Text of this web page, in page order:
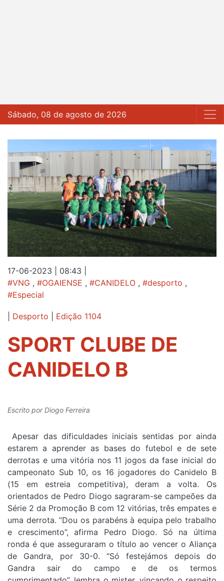
Sábado, 08 de agosto de 2026
17-06-2023 | 08:43
#VNG , #OGAIENSE , #CANIDELO , #desporto ,
#Especial
Desporto Edição 1104
SPORT CLUBE DE
CANIDELO B
Escrito porDiogo Ferreira
Apesar das dificuldades iniciais sentidas por ainda
estarem a aprender as bases do futebol e de sete
derrotas e uma vitória nos 11 jogos da fase inicial do
campeonato Sub 10, os 16 jogadores do Canidelo B
(15 em estreia competitiva), deram a volta. Os
orientados de Pedro Diogo sagraram-se campeões da
Série 2 da Promoção B com 12 vitórias, três empates e
uma derrota. “Dou os parabéns à equipa pelo trabalho
e crescimento”, afirma Pedro Diogo. Só na última
ronda é que asseguraram o título ao vencer o Aliança
de Gandra, por 30-0. “Só festejámos depois do
Gandra sair do campo e de os termos